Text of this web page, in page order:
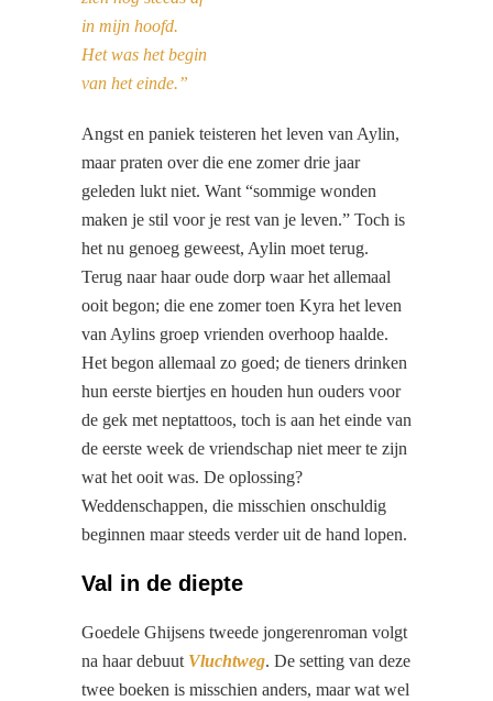
in mijn hoofd.
Het was het begin
van het einde.”
Angst en paniek teisteren het leven van Aylin,
maar praten over die ene zomer drie jaar
geleden lukt niet. Want “sommige wonden
maken je stil voor je rest van je leven.” Toch is
het nu genoeg geweest, Aylin moet terug.
Terug naar haar oude dorp waar het allemaal
ooit begon; die ene zomer toen Kyra het leven
van Aylins groep vrienden overhoop haalde.
Het begon allemaal zo goed; de tieners drinken
hun eerste biertjes en houden hun ouders voor
de gek met neptattoos, toch is aan het einde van
de eerste week de vriendschap niet meer te zijn
wat het ooit was. De oplossing?
Weddenschappen, die misschien onschuldig
beginnen maar steeds verder uit de hand lopen.
Val in de diepte
Goedele Ghijsens tweede jongerenroman volgt
na haar debuut Vluchtweg. De setting van deze
twee boeken is misschien anders, maar wat wel